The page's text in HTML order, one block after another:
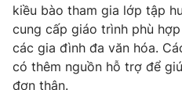
kiều bào tham gia lớp tập
cung cấp giáo trình phù
các gia đình đa văn hóa.
có thêm nguồn hỗ trợ để
đơn thân.